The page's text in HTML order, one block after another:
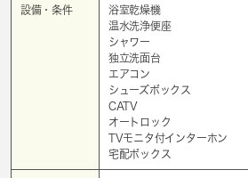
設備・条件
浴室乾燥機
温水洗浄便座
シャワー
独立洗面台
エアコン
シューズボックス
CATV
オートロック
TVモニタ付インターホン
宅配ボックス